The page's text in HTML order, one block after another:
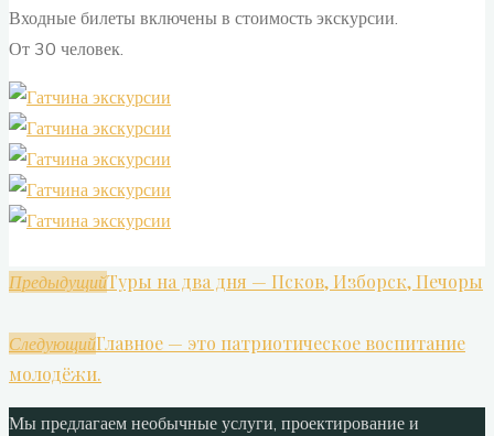
Входные билеты включены в стоимость экскурсии.
От 30 человек.
ПредыдущийТуры на два дня — Псков, Изборск, Печоры
СледующийГлавное — это патриотическое воспитание
молодёжи.
Мы предлагаем необычные услуги, проектирование и